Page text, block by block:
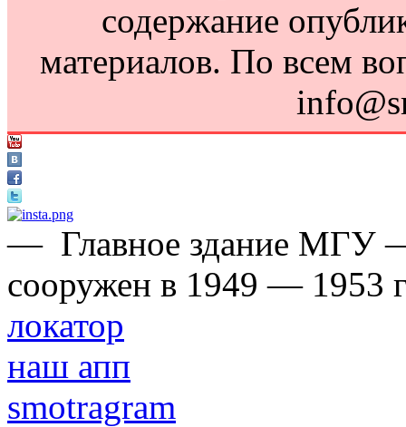
содержание
материалов. По всем
— Главное здание
сооружен в 1949 — 1953
локатор
наш апп
smotragram